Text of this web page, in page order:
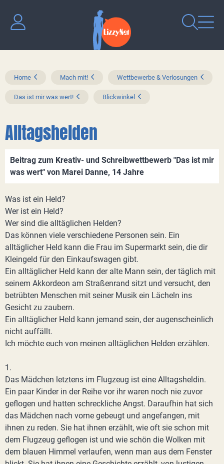
Home Mach mit! Wettbewerbe & Verlosungen
Das ist mir was wert! Blickwinkel
Alltagshelden
Beitrag zum Kreativ- und Schreibwettbewerb "Das ist mir
was wert" von Marei Danne, 14 Jahre
Was ist ein Held?
Wer ist ein Held?
Wer sind die alltäglichen Helden?
Das können viele verschiedene Personen sein. Ein
alltäglicher Held kann die Frau im Supermarkt sein, die dir
Kleingeld für den Einkaufswagen gibt.
Ein alltäglicher Held kann der alte Mann sein, der täglich mit
seinem Akkordeon am Straßenrand sitzt und versucht, den
betrübten Menschen mit seiner Musik ein Lächeln ins
Gesicht zu zaubern.
Ein alltäglicher Held kann jemand sein, der augenscheinlich
nicht auffällt.
Ich möchte euch von meinen alltäglichen Helden erzählen.
1.
Das Mädchen letztens im Flugzeug ist eine Alltagsheldin.
Ein paar Kinder in der Reihe vor ihr waren noch nie zuvor
geflogen und hatten schreckliche Angst. Daraufhin hat sich
das Mädchen nach vorne gebeugt und angefangen, mit
ihnen zu reden. Sie hat ihnen erzählt, wie oft sie schon mit
dem Flugzeug geflogen ist und wie schön die Wolken mit
dem blauen Himmel verlaufen, wenn man aus dem Fenster